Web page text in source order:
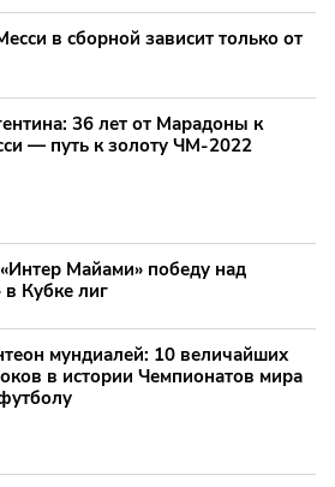
в сборной зависит только от
36 лет от Марадоны к
— путь к золоту ЧМ‑2022
Майами» победу над
в Кубке лиг
мундиалей: 10 величайших
в истории Чемпионатов мира